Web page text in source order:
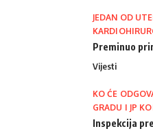
JEDAN OD
Preminuo
Vijesti
KO ĆE
GRADU I JP
Inspekcija